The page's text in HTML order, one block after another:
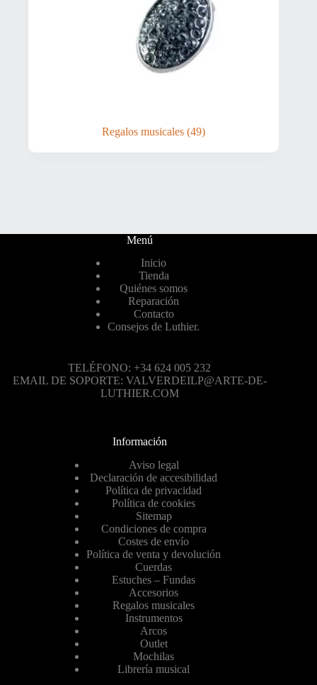
Regalos musicales(49)
Menú
Inicio
Tienda
Quiénes somos
Reparación
Contacto
Consejos de Luthier.
TELÉFONO: +34 624 005 232
EMAIL DE SOPORTE: VALVERDEILP@ARTE-DE-
LUTHIER.COM
Información
Aviso legal
Declaración de accesibilidad
Política de privacidad
Política de cookies
Sitemap
Condiciones de compra
Costes de envío
Política de venta y devolución
Cuerdas
Estuches – Fundas
Accesorios
Regalos musicales
Instrumentos
Arcos
Outlet
Mochilas
Librería musical